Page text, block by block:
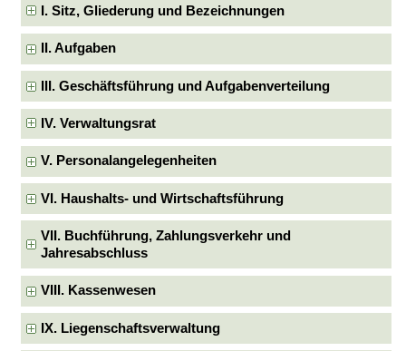
I. Sitz, Gliederung und Bezeichnungen
II. Aufgaben
III. Geschäftsführung und Aufgabenverteilung
IV. Verwaltungsrat
V. Personalangelegenheiten
VI. Haushalts- und Wirtschaftsführung
VII. Buchführung, Zahlungsverkehr und
Jahresabschluss
VIII. Kassenwesen
IX. Liegenschaftsverwaltung